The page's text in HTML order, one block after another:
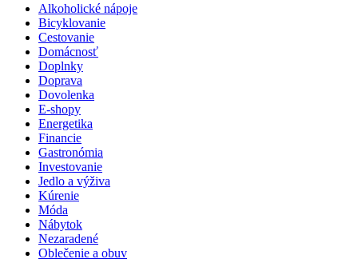
Alkoholické nápoje
Bicyklovanie
Cestovanie
Domácnosť
Doplnky
Doprava
Dovolenka
E-shopy
Energetika
Financie
Gastronómia
Investovanie
Jedlo a výživa
Kúrenie
Móda
Nábytok
Nezaradené
Oblečenie a obuv